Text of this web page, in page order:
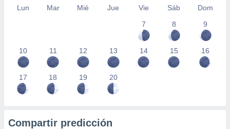
Lun Mar Mié Jue Vie Sáb
Dom
7
8 9
10 11 12 13 14 15 16
17 18 19 20
Compartir predicción